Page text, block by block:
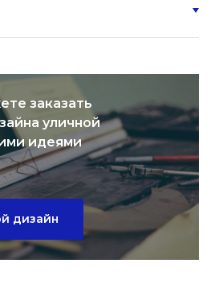
заказать
уличной
идеями
дизайн